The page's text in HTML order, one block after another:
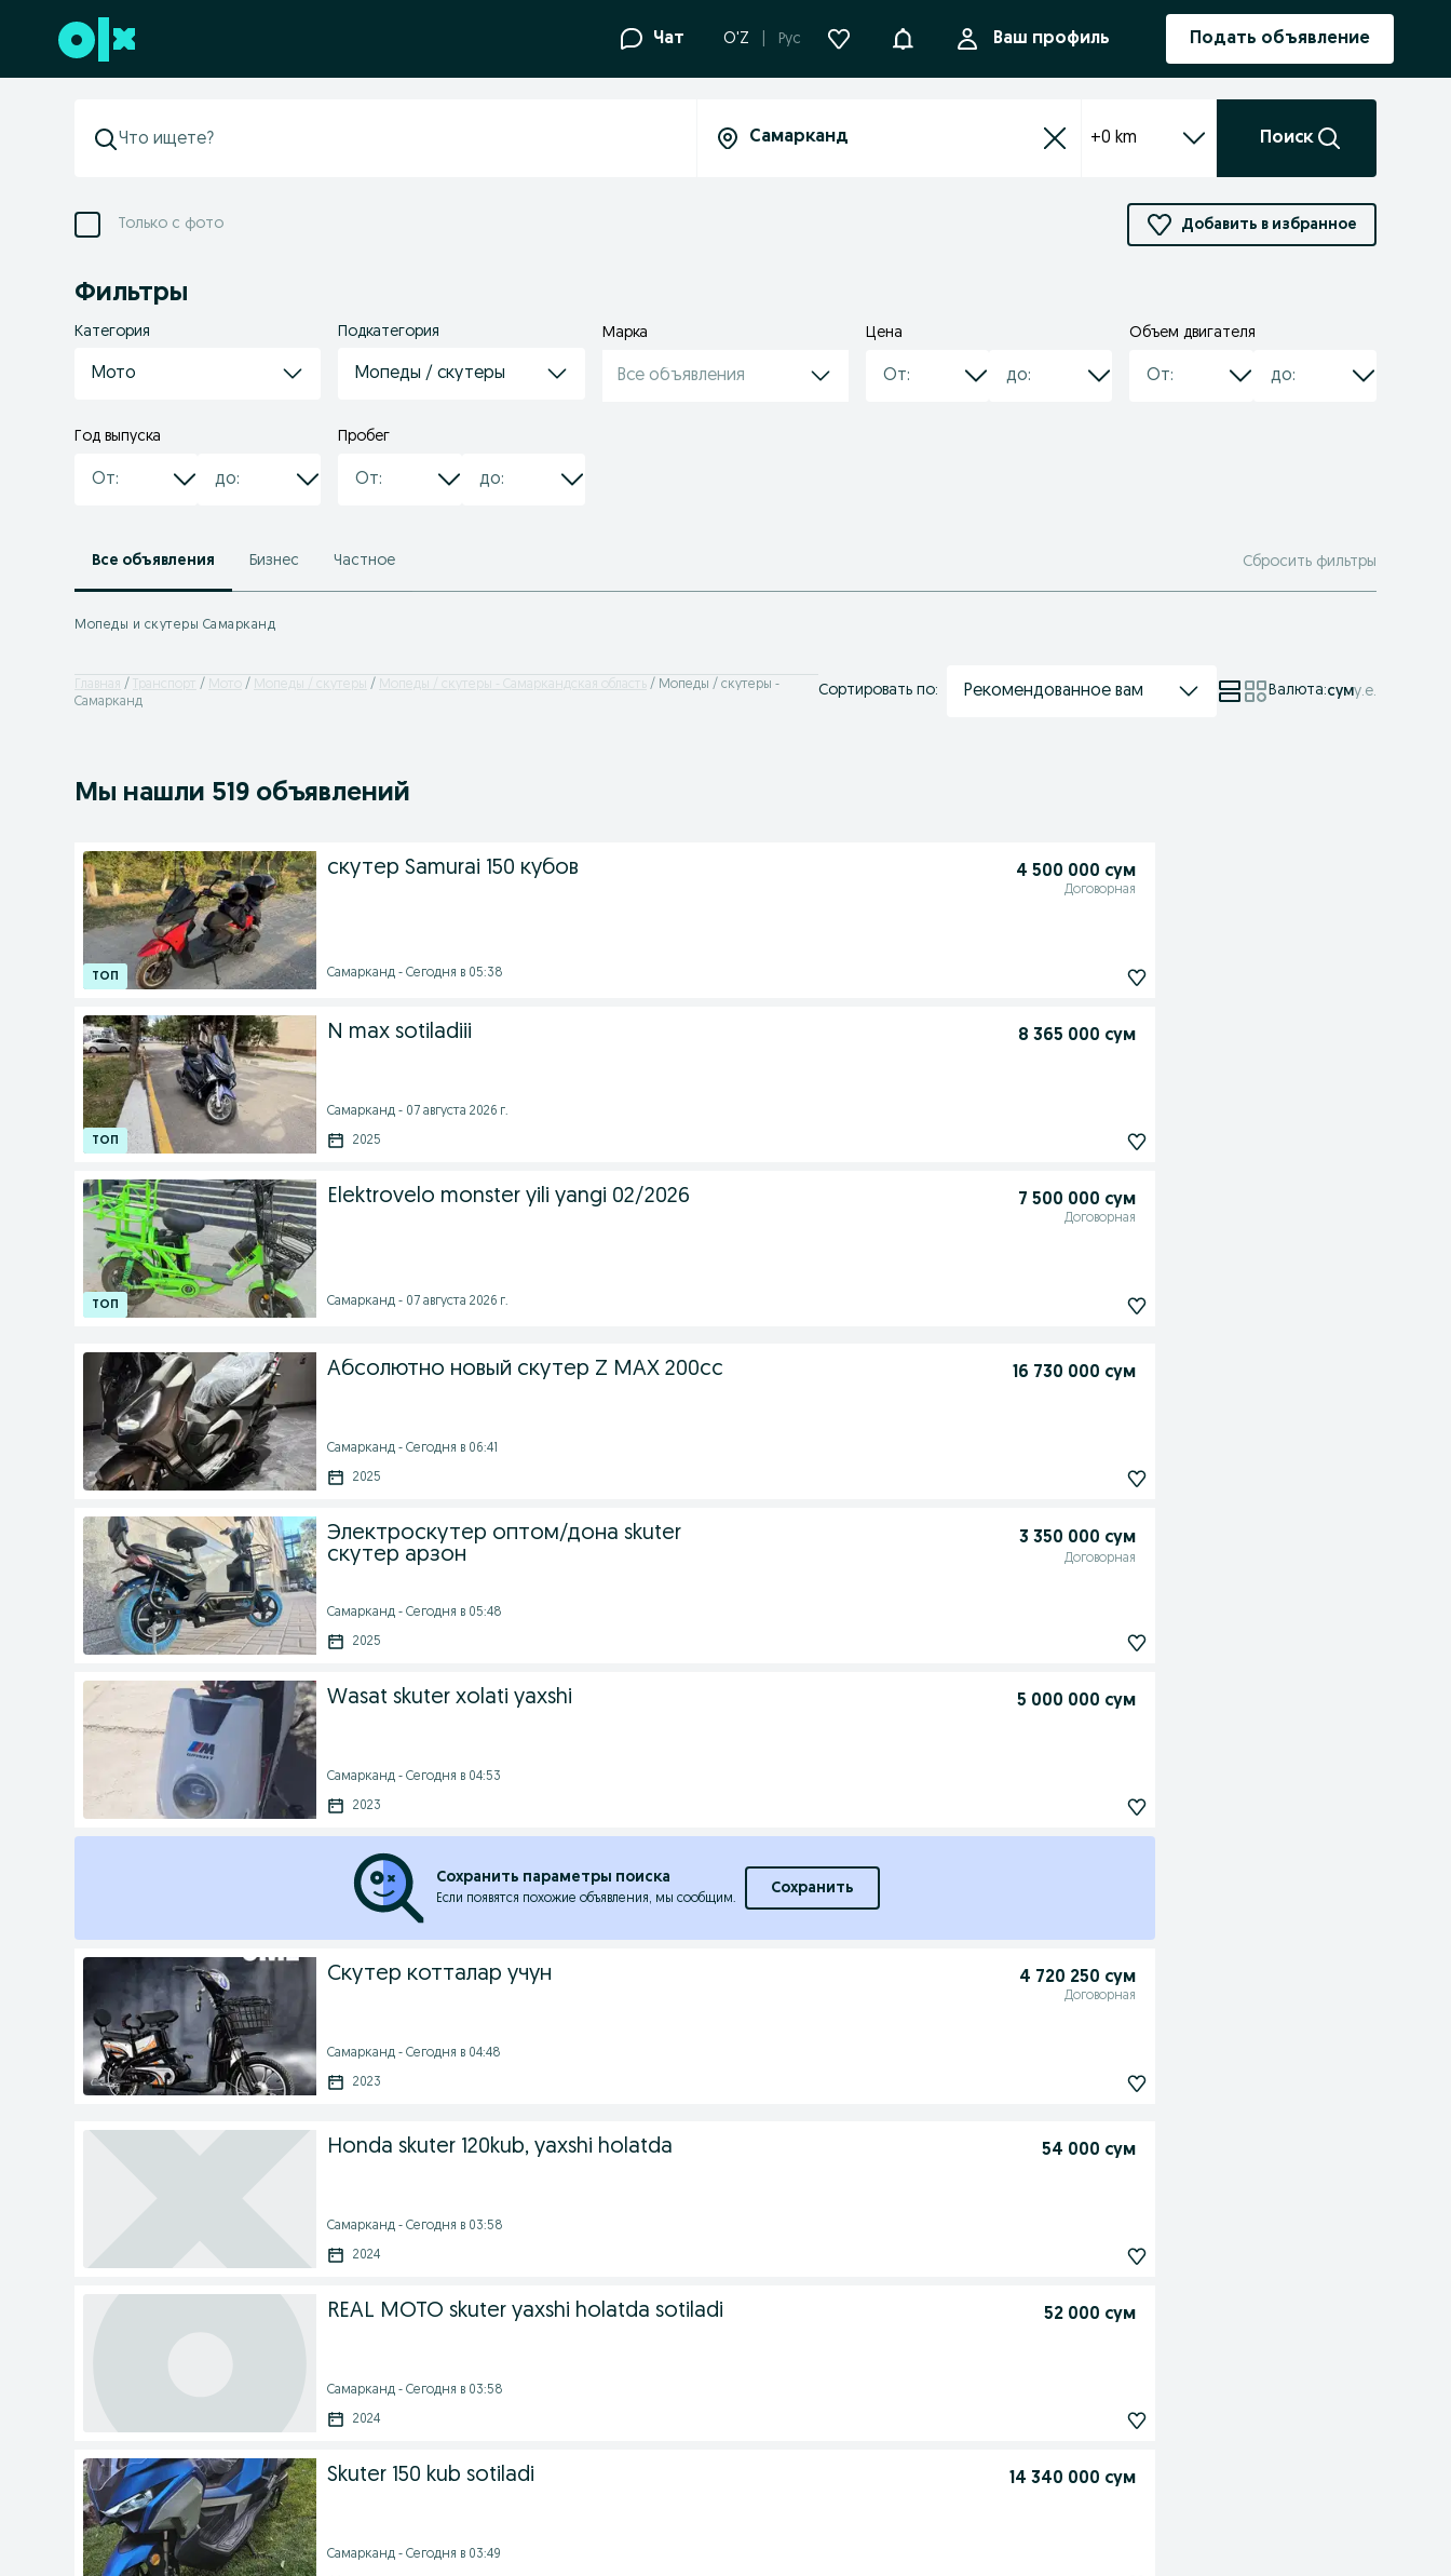
Перейти к нижнему колонтитулу Чат O'Z Рус УведомленияВаш профиль Подать объявление
+0 km Поиск
Только с фото Добавить в избранное
Фильтры
Категория
Мото
Подкатегория
Мопеды / скутеры
Марка
Все объявления
Цена Объем двигателя
Год выпуска Пробег
Все объявления Бизнес Частное Сбросить фильтры
Мопеды и скутеры Самарканд
Главная Транспорт Мото Мопеды / скутеры Мопеды / скутеры - Самаркандская область
Мопеды / скутеры -
Самарканд
Сортировать по: Рекомендованное вам Валюта:суму.е.
Мы нашли 519 объявлений
скутер Samurai 150 кубов 4 500 000 сум
Договорная
Самарканд - Сегодня в 05:38
N max sotiladiii 8 365 000 сум
Самарканд - 07 августа 2026 г.
2025
Elektrovelo monster yili yangi 02/2026 7 500 000 сум
Договорная
Самарканд - 07 августа 2026 г.
Абсолютно новый скутер Z MAX 200cc 16 730 000 сум
Самарканд - Сегодня в 06:41
2025
Электроскутер оптом/дона skuter
скутер арзон
3 350 000 сум
Договорная
Самарканд - Сегодня в 05:48
2025
Wasat skuter xolati yaxshi 5 000 000 сум
Самарканд - Сегодня в 04:53
2023
Сохранить параметры поиска
Если появятся похожие объявления, мы сообщим.
Сохранить
Скутер котталар учун 4 720 250 сум
Договорная
Самарканд - Сегодня в 04:48
2023
Honda skuter 120kub, yaxshi holatda 54 000 сум
Самарканд - Сегодня в 03:58
2024
REAL MOTO skuter yaxshi holatda sotiladi 52 000 сум
Самарканд - Сегодня в 03:58
2024
Skuter 150 kub sotiladi 14 340 000 сум
Самарканд - Сегодня в 03:49